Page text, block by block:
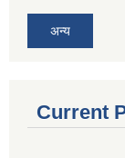
अन्य
Current